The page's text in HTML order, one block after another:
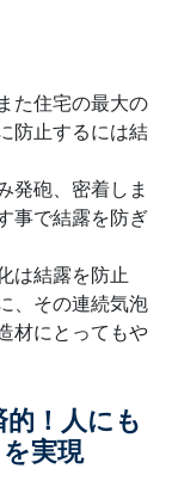
た住宅の最大の
防止するには結
発砲、密着しま
事で結露を防ぎ
は結露を防止
、その連続気泡
材にとってもや
！人にも
実現